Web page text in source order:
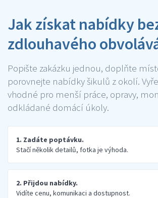
Jak získat nabídky
zdlouhavého
Popište zakázku jednou, doplňte
porovnejte nabídky šikulů z okolí.
vhodné pro menší práce, opravy,
odkládané domácí úkoly.
1. Zadáte poptávku.
Stačí několik detailů, fotka je výhoda.
2. Přijdou nabídky.
Vidíte cenu, komunikaci a dostupnost.